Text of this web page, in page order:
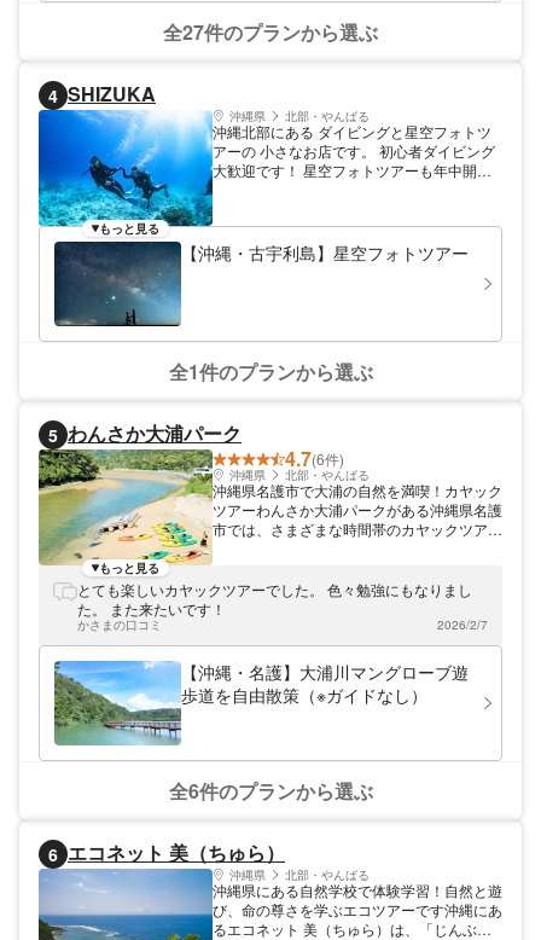
全27件のプランから選ぶ
4 SHIZUKA
沖縄県 北部・やんばる
沖縄北部にある ダイビングと星空フォトツ
アーの 小さなお店です。 初心者ダイビング
大歓迎です！ 星空フォトツアーも年中開催
と一緒になることありません。 お客様1グル
ープでスタッフ貸切でのご案内となります
もっと見る
【沖縄・古宇利島】星空フォトツアー
全1件のプランから選ぶ
5 わんさか大浦パーク
4.7(6件)
沖縄県 北部・やんばる
沖縄県名護市で大浦の自然を満喫！カヤック
ツアーわんさか大浦パークがある沖縄県名護
市では、さまざまな時間帯のカヤックツアー
できます。お得な子供料金もあるので、カヤ
ックを家族で楽しもう！
もっと見る
とても楽しいカヤックツアーでした。 色々勉強にもなりまし
た。 また来たいです！
かさまの口コミ 2026/2/7
【沖縄・名護】大浦川マングローブ遊
歩道を自由散策（※ガイドなし）
全6件のプランから選ぶ
6 エコネット 美（ちゅら）
沖縄県 北部・やんばる
沖縄県にある自然学校で体験学習！自然と遊
び、命の尊さを学ぶエコツアーです沖縄にあ
るエコネット 美（ちゅら）は、「じんぶん